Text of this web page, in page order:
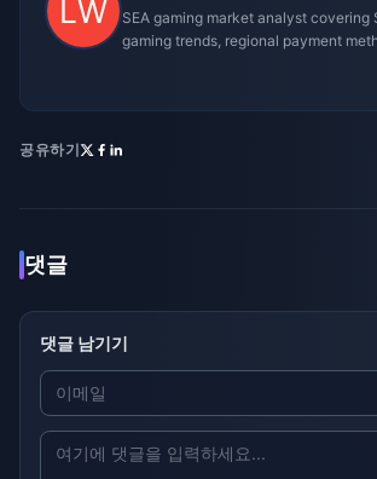
SEA gaming market analyst covering
gaming trends, regional payment
공유하기
댓글
댓글 남기기